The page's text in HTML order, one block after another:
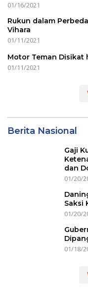
01/16/2021
Rukun dalam
Vihara
01/11/2021
Motor Teman Disikat
01/11/2021
Berita Nasional
Gaji
dan
01/20/
Saksi
01/20/
01/18/